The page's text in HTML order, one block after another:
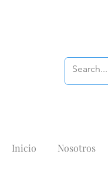
Inicio Nosotros